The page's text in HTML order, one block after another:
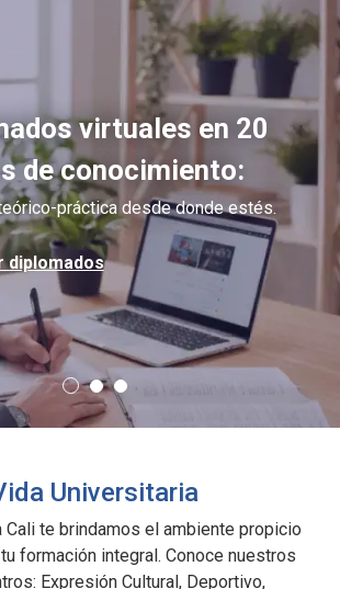
virtuales en 20
de conocimiento:
práctica desde donde estés.
diplomados
Universitaria
Cali te brindamos el ambiente propicio
formación integral. Conoce nuestros
Expresión Cultural, Deportivo,